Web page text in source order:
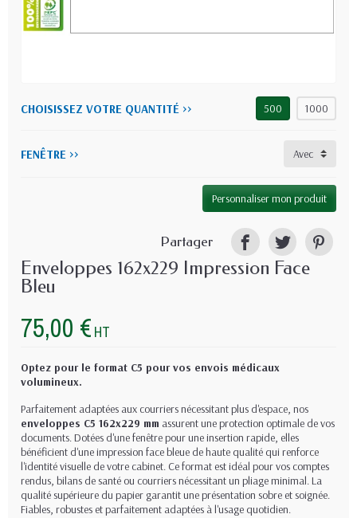
CHOISISSEZ VOTRE QUANTITÉ >> 500 1000
FENÊTRE >>
Personnaliser mon produit
Partager
Enveloppes 162x229 Impression Face
Bleu
75,00 € HT
Optez pour le format C5 pour vos envois médicaux
volumineux.
Parfaitement adaptées aux courriers nécessitant plus d'espace, nos
enveloppes C5 162x229 mm assurent une protection optimale de vos
documents. Dotées d'une fenêtre pour une insertion rapide, elles
bénéficient d'une impression face bleue de haute qualité qui renforce
l'identité visuelle de votre cabinet. Ce format est idéal pour vos comptes
rendus, bilans de santé ou courriers nécessitant un pliage minimal. La
qualité supérieure du papier garantit une présentation sobre et soignée.
Fiables, robustes et parfaitement adaptées à l'usage quotidien.